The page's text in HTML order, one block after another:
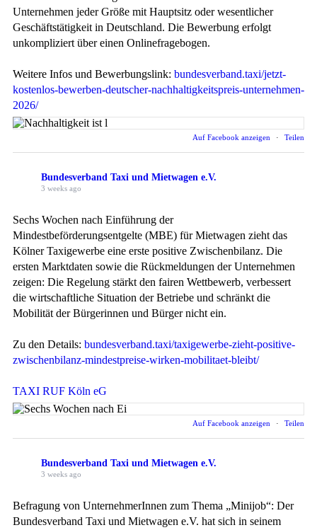
Unternehmen jeder Größe mit Hauptsitz oder wesentlicher
Geschäftstätigkeit in Deutschland. Die Bewerbung erfolgt
unkompliziert über einen Onlinefragebogen.
Weitere Infos und Bewerbungslink: bundesverband.taxi/jetzt-
kostenlos-bewerben-deutscher-nachhaltigkeitspreis-unternehmen-
2026/
Auf Facebook anzeigen · Teilen
Bundesverband Taxi und Mietwagen e.V.
3 weeks ago
Sechs Wochen nach Einführung der
Mindestbeförderungsentgelte (MBE) für Mietwagen zieht das
Kölner Taxigewerbe eine erste positive Zwischenbilanz. Die
ersten Marktdaten sowie die Rückmeldungen der Unternehmen
zeigen: Die Regelung stärkt den fairen Wettbewerb, verbessert
die wirtschaftliche Situation der Betriebe und schränkt die
Mobilität der Bürgerinnen und Bürger nicht ein.
Zu den Details: bundesverband.taxi/taxigewerbe-zieht-positive-
zwischenbilanz-mindestpreise-wirken-mobilitaet-bleibt/
TAXI RUF Köln eG
Auf Facebook anzeigen · Teilen
Bundesverband Taxi und Mietwagen e.V.
3 weeks ago
Befragung von UnternehmerInnen zum Thema „Minijob“: Der
Bundesverband Taxi und Mietwagen e.V. hat sich in seinem